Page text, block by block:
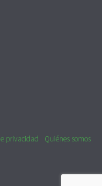
privacidad
Quiénes somos